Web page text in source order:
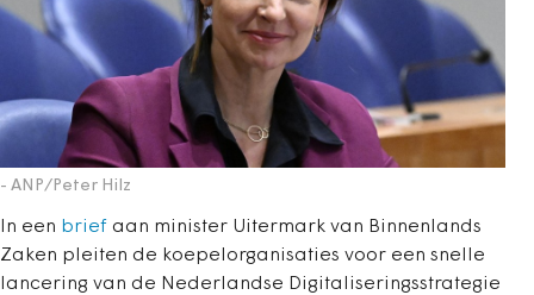
- ANP/Peter Hilz
In een brief aan minister Uitermark van Binnenlands
Zaken pleiten de koepelorganisaties voor een snelle
lancering van de Nederlandse Digitaliseringsstrategie